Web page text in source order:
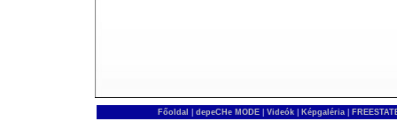
Főoldal depeCHe MODE Videók Képgaléria